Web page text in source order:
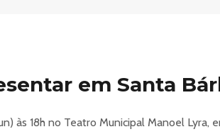
da empresa produtora/
A VALIDAÇÃO SERÁ FEITA VIA "QR
em Santa
às 18h no Teatro Municipal Manoel Lyra,